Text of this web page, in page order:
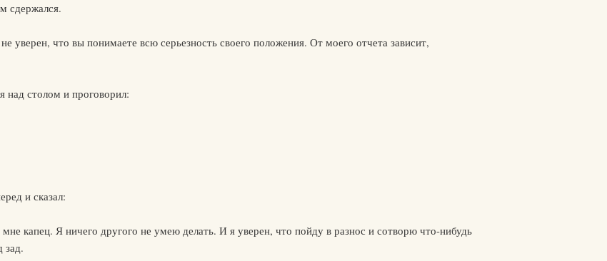
сдержался.
что вы понимаете всю серьезность своего положения. От моего отчета зависит,
над столом и проговорил:
и сказал:
капец. Я ничего другого не умею делать. И я уверен, что пойду в разнос и сотворю что-нибудь
зад.